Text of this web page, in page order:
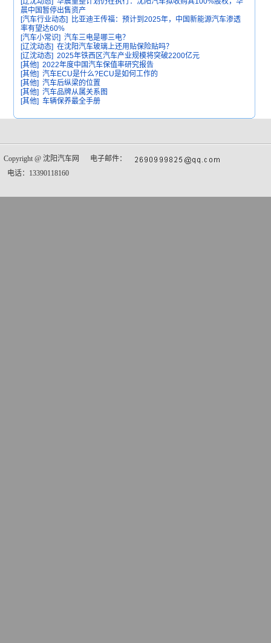
晨中国暂停出售资产
[汽车行业动态]
比亚迪王传福：预计到2025年，中国新能源汽车渗透
率有望达60%
[汽车小常识] 汽车三电是哪三电？
[辽沈动态] 在沈阳汽车玻璃上还用贴保险贴吗？
[辽沈动态] 2025年铁西区汽车产业规模将突破2200亿元
[其他] 2022年度中国汽车保值率研究报告
[其他] 汽车ECU是什么?ECU是如何工作的
[其他] 汽车后纵梁的位置
[其他] 汽车品牌从属关系图
[其他] 车辆保养最全手册
Copyright @ 沈阳汽车网
电子邮件：
电话：13390118160